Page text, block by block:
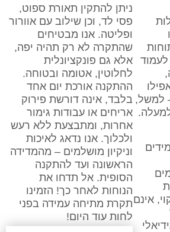
למשל,
אינם
ניתן להתקין תאורת ספוט,
פסי לד, וכן שילוב עם אוורור
ופליטה. אנו מבטיחים
שהתקרה לא רק תהיה יפה,
אלא גם פונקציונלית
לחלוטין, אטומה ובטוחה.
ההתקנה אורכת יום אחד
בלבד, אינה דורשת פירוק
אריחים או עבודות גימור
אחרות, ומתבצעת ללא רעש
ולכלוך. אנו נדאג לאיכות
וניקיון מושלמים – מהמדידה
הראשונה ועד להתקנה
הסופית. אל תדחו את
הנוחות לאחר כך! הזמינו
תקרת מתיחה עמידה בפני
לחות עוד היום!